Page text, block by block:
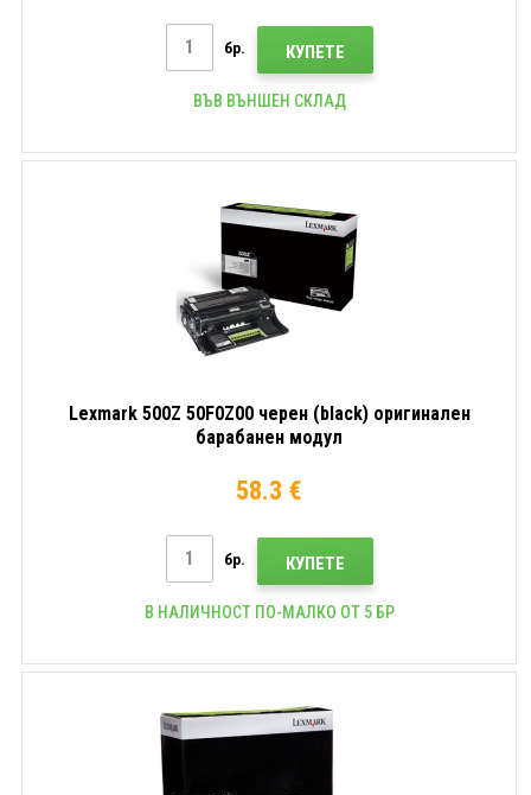
бр. КУПЕТЕ
ВЪВ ВЪНШЕН СКЛАД
Lexmark 500Z 50F0Z00 черен (black) оригинален
барабанен модул
58.3 €
бр. КУПЕТЕ
В НАЛИЧНОСТ ПО-МАЛКО ОТ 5 БР